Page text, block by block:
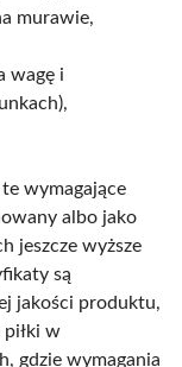
murawie,
wagę i
wymagające
albo jako
jeszcze wyższe
są
jakości produktu,
w
gdzie wymagania